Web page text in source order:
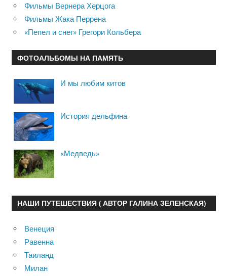
Фильмы Вернера Херцога
Фильмы Жака Перрена
«Пепел и снег» Грегори Кольбера
ФОТОАЛЬБОМЫ НА ПАМЯТЬ
И мы любим китов
История дельфина
«Медведь»
НАШИ ПУТЕШЕСТВИЯ ( АВТОР ГАЛИНА ЗЕЛЕНСКАЯ)
Венеция
Равенна
Таиланд
Милан